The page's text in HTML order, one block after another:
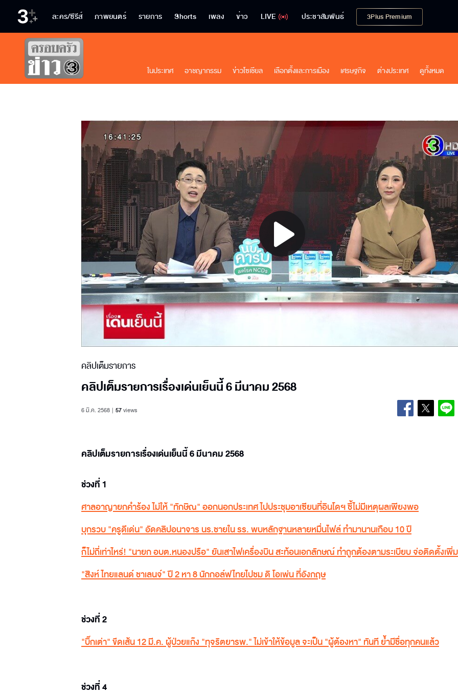
ละคร/ซีรีส์ ภาพยนตร์ รายการ Shorts เพลง ข่าว LIVE ประชาสัมพันธ์ 3Plus Premium
ในประเทศ อาชญากรรม ข่าวโซเชียล เลือกตั้งและการเมือง เศรษฐกิจ ต่างประเทศ ดูทั้งหมด
Play
Video
คลิปเต็มรายการ
คลิปเต็มรายการเรื่องเด่นเย็นนี้ 6 มีนาคม 2568
6 มี.ค. 2568 57views
คลิปเต็มรายการเรื่องเด่นเย็นนี้ 6 มีนาคม 2568
ช่วงที่ 1
ศาลอาญายกคำร้อง ไม่ให้ "ทักษิณ" ออกนอกประเทศ ไปประชุมอาเซียนที่อินโดฯ ชี้ไม่มีเหตุผลเพียงพอ
บุกรวบ "ครูดีเด่น" อัดคลิปอนาจาร นร.ชายใน รร. พบหลักฐานหลายหมื่นไฟล์ ทำมานานเกือบ 10 ปี
ก็ไม่ถี่เท่าไหร่! "นายก อบต.หนองปรือ" ยันเสาไฟเครื่องบิน สะท้อนเอกลักษณ์ ทำถูกต้องตามระเบียบ จ่อติดตั้งเพิ่
"สิงห์ ไทยแลนด์ ชาเลนจ์" ปี 2 หา 8 นักกอล์ฟไทยไปชม ดิ โอเพ่น ที่อังกฤษ
ช่วงที่ 2
"บิ๊กเต่า" ขีดเส้น 12 มี.ค. ผู้ป่วยแก๊ง "ทุจริตยารพ." ไม่เข้าให้ข้อมูล จะเป็น "ผู้ต้องหา" ทันที ย้ำมีชื่อทุกคนแล้ว
ช่วงที่ 4